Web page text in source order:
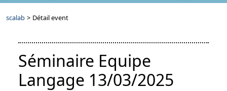
scalab > Détail event
Séminaire Equipe
Langage 13/03/2025